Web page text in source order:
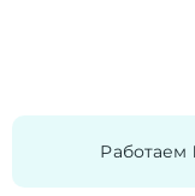
Работаем